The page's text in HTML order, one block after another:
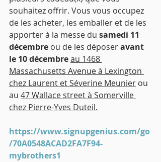
souhaitez offrir. Vous vous occupez
de les acheter, les emballer et de les
apporter à la messe du samedi 11
décembre ou de les déposer avant
le 10 décembre au 1468
Massachusetts Avenue à Lexington
chez Laurent et Séverine Meunier ou
au 47 Wallace street à Somerville
chez Pierre-Yves Duteil.
https://www.signupgenius.com/go
/70A0548ACAD2FA7F94-
mybrothers1